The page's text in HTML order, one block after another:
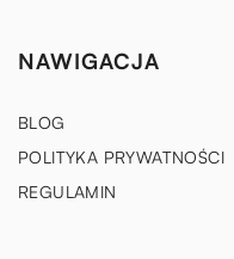
NAWIGACJA
BLOG
POLITYKA PRYWATNOŚCI
REGULAMIN